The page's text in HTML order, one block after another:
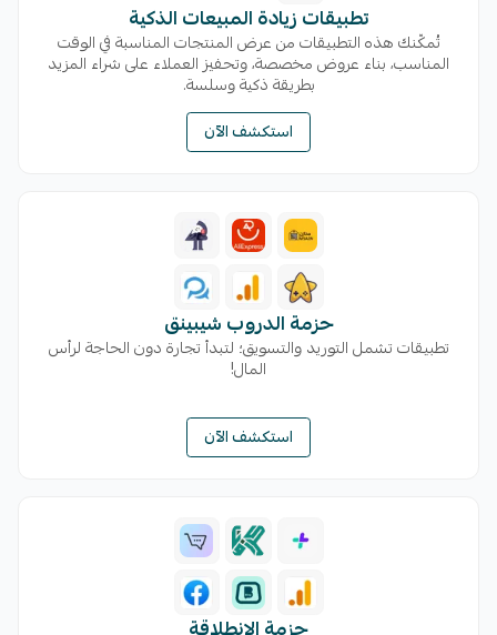
تطبيقات زيادة المبيعات الذكية
تُمكّنك هذه التطبيقات من عرض المنتجات المناسبة في الوقت
المناسب، بناء عروض مخصصة، وتحفيز العملاء على شراء المزيد
بطريقة ذكية وسلسة.
استكشف الآن
حزمة الدروب شيبينق
تطبيقات تشمل التوريد والتسويق؛ لتبدأ تجارة دون الحاجة لرأس
المال!
استكشف الآن